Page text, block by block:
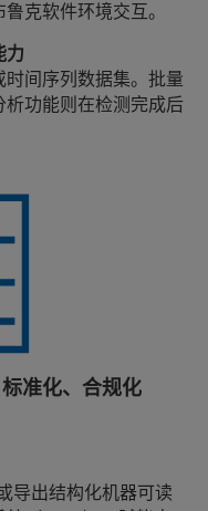
克软件环境交互。
力
间序列数据集。批量
功能则在检测完成后
准化、合规化
导出结构化机器可读